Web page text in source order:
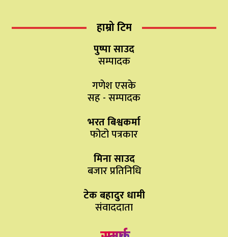
हाम्रो टिम
पुष्पा साउद
सम्पादक
गणेश एसके
सह - सम्पादक
भरत बिश्वकर्मा
फोटो पत्रकार
मिना साउद
बजार प्रतिनिधि
टेक बहादुर धामी
संवाददाता